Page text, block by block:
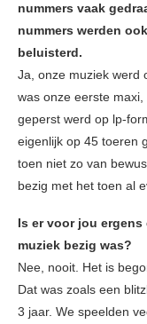
nummers vaak
nummers werden
beluisterd.
Ja, onze muziek werd
was onze eerste
geperst werd op lp-
eigenlijk op 45 toeren
toen niet zo van
bezig met het toen al
Is er voor jou
muziek bezig was?
Nee, nooit. Het is
Dat was zoals een
3 jaar. We speelden